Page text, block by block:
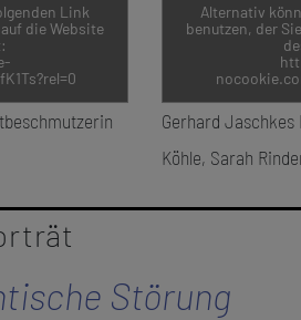
Link
die Website
Alternativ
benutzen, der
Gerhard Jaschkes
Köhle, Sarah
Störung